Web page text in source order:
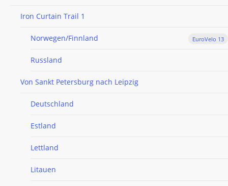
Iron Curtain Trail 1
EuroVelo 13
Norwegen/Finnland
Russland
Von Sankt Petersburg nach Leipzig
Deutschland
Estland
Lettland
Litauen